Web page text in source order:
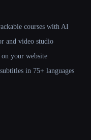
courses with AI
and video studio
your website
in 75+ languages